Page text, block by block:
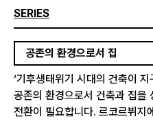
SERIES
공존의 환경으로서 집
‘기후생태위기 시대의 건축이
공존의 환경으로서 건축과 집을
전환이 필요합니다. 르코르뷔지